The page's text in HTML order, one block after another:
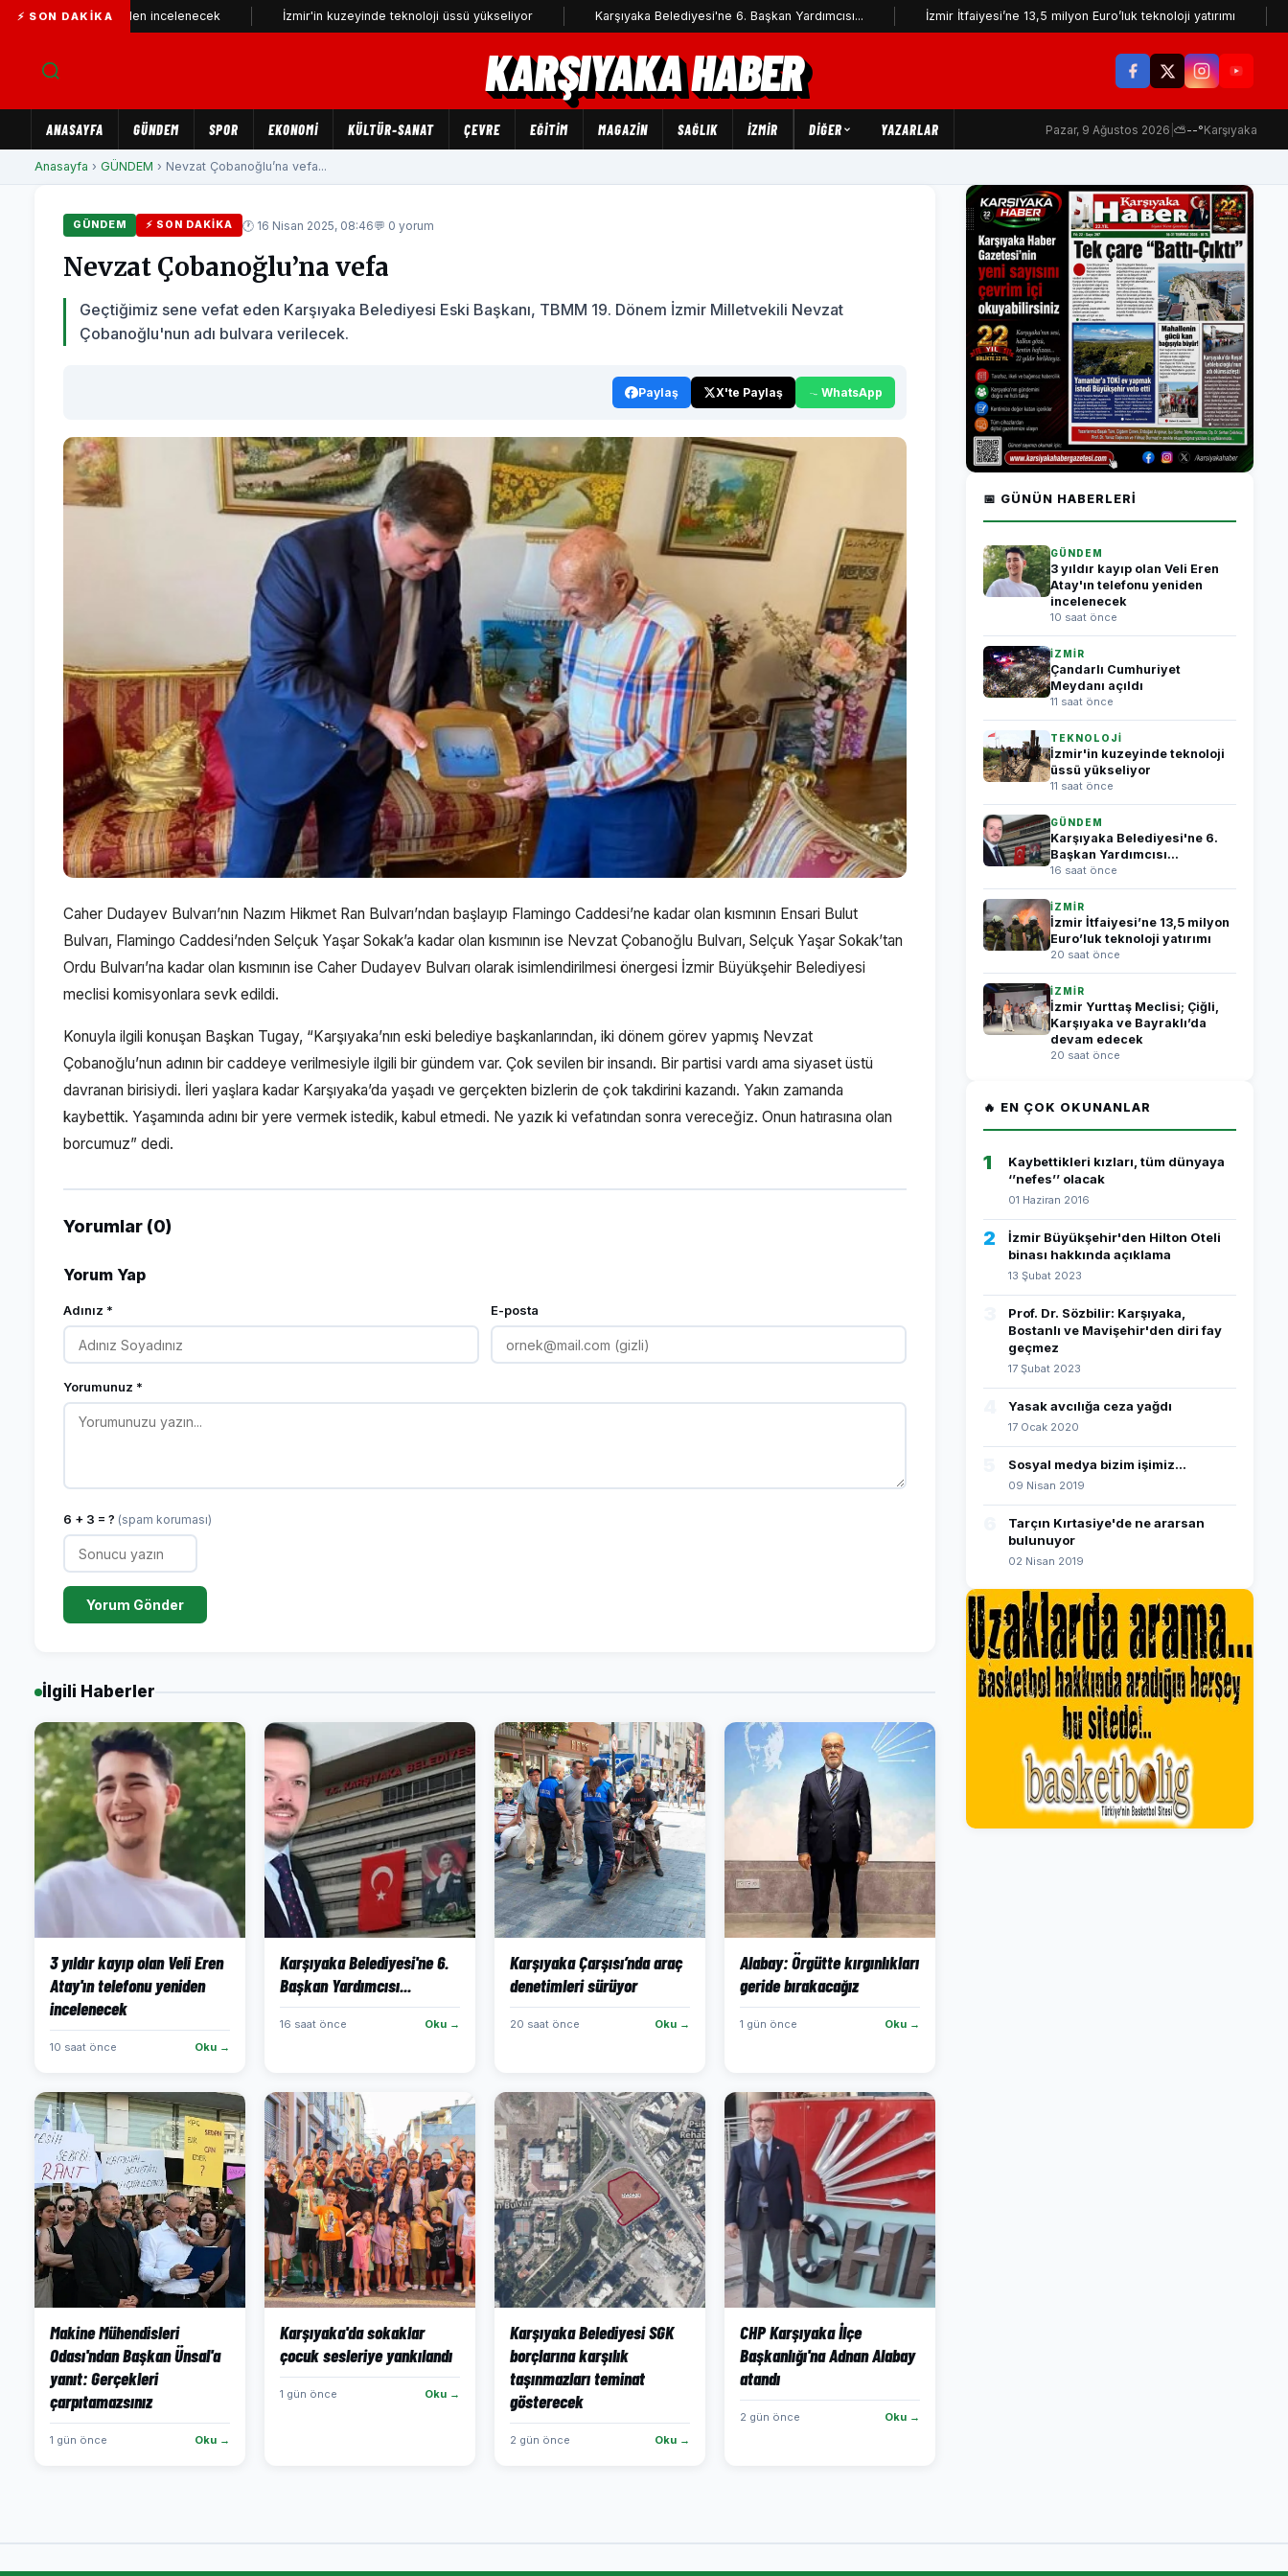
⚡ SON DAKIKA
yeniden incelenecek İzmir'in kuzeyinde teknoloji üssü yükseliyor Karşıyaka Belediyesi'ne 6. Başkan Yardımcısı... İzmir İtfaiyesi’ne 13,5 milyon Euro’luk teknoloji yatırımı İzmir
KARŞIYAKA HABER
ANASAYFA GÜNDEM SPOR EKONOMİ KÜLTÜR-SANAT ÇEVRE EĞİTİM MAGAZİN SAĞLIK İZMİR DIĞER YAZARLAR Pazar, 9 Ağustos 2026 ⛅--°Karşıyaka
Anasayfa › GÜNDEM › Nevzat Çobanoğlu’na vefa...
GÜNDEM ⚡ SON DAKIKA 🕐 16 Nisan 2025, 08:46💬 0 yorum
Nevzat Çobanoğlu’na vefa
Geçtiğimiz sene vefat eden Karşıyaka Belediyesi Eski Başkanı, TBMM 19. Dönem İzmir Milletvekili Nevzat
Çobanoğlu'nun adı bulvara verilecek.
Paylaş X'te Paylaş WhatsApp
Caher Dudayev Bulvarı’nın Nazım Hikmet Ran Bulvarı’ndan başlayıp Flamingo Caddesi’ne kadar olan kısmının Ensari Bulut
Bulvarı, Flamingo Caddesi’nden Selçuk Yaşar Sokak’a kadar olan kısmının ise Nevzat Çobanoğlu Bulvarı, Selçuk Yaşar Sokak’tan
Ordu Bulvarı’na kadar olan kısmının ise Caher Dudayev Bulvarı olarak isimlendirilmesi önergesi İzmir Büyükşehir Belediyesi
meclisi komisyonlara sevk edildi.
Konuyla ilgili konuşan Başkan Tugay, “Karşıyaka’nın eski belediye başkanlarından, iki dönem görev yapmış Nevzat
Çobanoğlu’nun adının bir caddeye verilmesiyle ilgili bir gündem var. Çok sevilen bir insandı. Bir partisi vardı ama siyaset üstü
davranan birisiydi. İleri yaşlara kadar Karşıyaka’da yaşadı ve gerçekten bizlerin de çok takdirini kazandı. Yakın zamanda
kaybettik. Yaşamında adını bir yere vermek istedik, kabul etmedi. Ne yazık ki vefatından sonra vereceğiz. Onun hatırasına olan
borcumuz” dedi.
Yorumlar (0)
Yorum Yap
Adınız * E-posta
Yorumunuz *
6 + 3 = ? (spam koruması)
Yorum Gönder
İlgili Haberler
3 yıldır kayıp olan Veli Eren
Atay'ın telefonu yeniden
incelenecek
10 saat önce Oku →
Karşıyaka Belediyesi'ne 6.
Başkan Yardımcısı...
16 saat önce Oku →
Karşıyaka Çarşısı’nda araç
denetimleri sürüyor
20 saat önce Oku →
Alabay: Örgütte kırgınlıkları
geride bırakacağız
1 gün önce Oku →
Makine Mühendisleri
Odası'ndan Başkan Ünsal'a
yanıt: Gerçekleri
çarpıtamazsınız
1 gün önce Oku →
Karşıyaka'da sokaklar
çocuk sesleriye yankılandı
1 gün önce Oku →
Karşıyaka Belediyesi SGK
borçlarına karşılık
taşınmazları teminat
gösterecek
2 gün önce Oku →
CHP Karşıyaka İlçe
Başkanlığı'na Adnan Alabay
atandı
2 gün önce Oku →
📅 GÜNÜN HABERLERI
GÜNDEM
3 yıldır kayıp olan Veli Eren
Atay'ın telefonu yeniden
incelenecek
10 saat önce
İZMİR
Çandarlı Cumhuriyet
Meydanı açıldı
11 saat önce
TEKNOLOJİ
İzmir'in kuzeyinde teknoloji
üssü yükseliyor
11 saat önce
GÜNDEM
Karşıyaka Belediyesi'ne 6.
Başkan Yardımcısı...
16 saat önce
İZMİR
İzmir İtfaiyesi’ne 13,5 milyon
Euro’luk teknoloji yatırımı
20 saat önce
İZMİR
İzmir Yurttaş Meclisi; Çiğli,
Karşıyaka ve Bayraklı’da
devam edecek
20 saat önce
🔥 EN ÇOK OKUNANLAR
1
Kaybettikleri kızları, tüm dünyaya
‘’nefes’’ olacak
01 Haziran 2016
2
İzmir Büyükşehir'den Hilton Oteli
binası hakkında açıklama
13 Şubat 2023
Prof. Dr. Sözbilir: Karşıyaka,
Bostanlı ve Mavişehir'den diri fay
geçmez
17 Şubat 2023
Yasak avcılığa ceza yağdı
17 Ocak 2020
Sosyal medya bizim işimiz...
09 Nisan 2019
Tarçın Kırtasiye'de ne ararsan
bulunuyor
02 Nisan 2019